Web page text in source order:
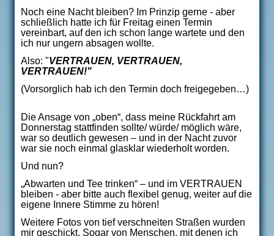
Noch eine Nacht bleiben? Im Prinzip gerne - aber
schließlich hatte ich für Freitag einen Termin
vereinbart, auf den ich schon lange wartete und den
ich nur ungern absagen wollte.
Also: "VERTRAUEN, VERTRAUEN,
VERTRAUEN!"
(Vorsorglich hab ich den Termin doch freigegeben…)
Die Ansage von „oben“, dass meine Rückfahrt am
Donnerstag stattfinden sollte/ würde/ möglich wäre,
war so deutlich gewesen – und in der Nacht zuvor
war sie noch einmal glasklar wiederholt worden.
Und nun?
„Abwarten und Tee trinken“ – und im VERTRAUEN
bleiben - aber bitte auch flexibel genug, weiter auf die
eigene Innere Stimme zu hören!
Weitere Fotos von tief verschneiten Straßen wurden
mir geschickt. Sogar von Menschen, mit denen ich